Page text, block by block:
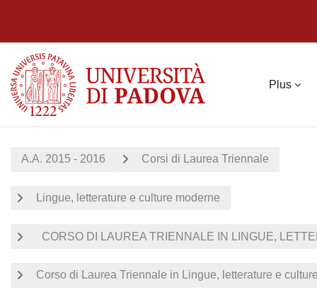
Plus
A.A. 2015 - 2016 Corsi di Laurea Triennale
Lingue, letterature e culture moderne
CORSO DI LAUREA TRIENNALE IN LINGUE,
Corso di Laurea Triennale in Lingue, letterature e